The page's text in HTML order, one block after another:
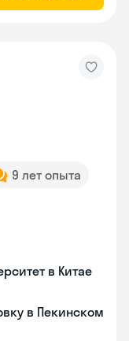
9 лет опыта
в Китае
в Пекинском